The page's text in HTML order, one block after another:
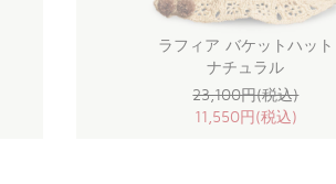
ラフィア バケットハット
ナチュラル
23,100円(税込)
11,550円(税込)